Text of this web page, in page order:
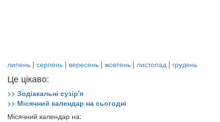
липень | серпень | вересень | жовтень | листопад | грудень
Це цікаво:
>> Зодіакальні сузір'я
>> Місячний календар на сьогодні
Місячний календар на: